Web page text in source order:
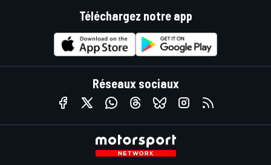
Téléchargez notre app
Réseaux sociaux